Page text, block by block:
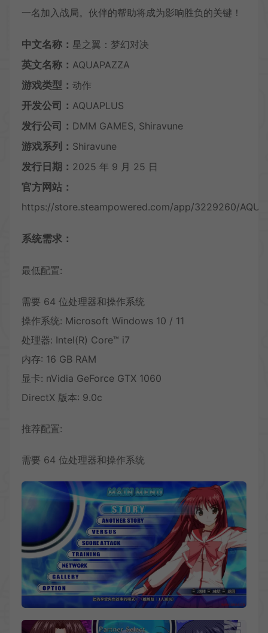
一名加入战局。伙伴的帮助将成为影响胜负的关键！
中文名称： 星之翼：梦幻对决
英文名称： AQUAPAZZA
游戏类型： 动作
开发公司： AQUAPLUS
发行公司： DMM GAMES, Shiravune
游戏系列： Shiravune
发行日期： 2025 年 9 月 25 日
官方网站：
https://store.steampowered.com/app/3229260/
系统需求：
最低配置:
需要 64 位处理器和操作系统
操作系统: Microsoft Windows 10 / 11
处理器: Intel(R) Core™ i7
内存: 16 GB RAM
显卡: nVidia GeForce GTX 1060
DirectX 版本: 9.0c
推荐配置:
需要 64 位处理器和操作系统